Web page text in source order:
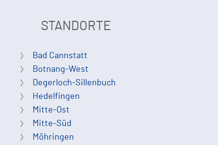
STANDORTE
Bad Cannstatt
Botnang-West
Degerloch-Sillenbuch
Hedelfingen
Mitte-Ost
Mitte-Süd
Möhringen